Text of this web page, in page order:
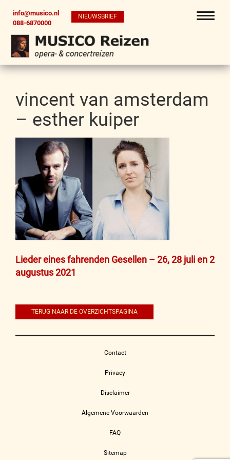
info@musico.nl
088-6870000
NIEUWSBRIEF
vincent van amsterdam
– esther kuiper
Bericht
navigatie
Lieder eines fahrenden Gesellen – 26, 28 juli en 2
augustus 2021
TERUG NAAR DE OVERZICHTSPAGINA
Contact
Privacy
Disclaimer
Algemene Voorwaarden
FAQ
Sitemap